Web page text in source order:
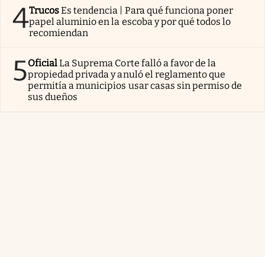
4TrucosEs tendencia | Para qué funciona poner
papel aluminio en la escoba y por qué todos lo
recomiendan
5OficialLa Suprema Corte falló a favor de la
propiedad privada y anuló el reglamento que
permitía a municipios usar casas sin permiso de
sus dueños